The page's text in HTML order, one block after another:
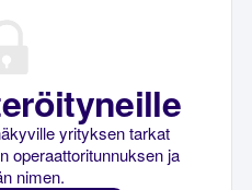
yrityksen tarkat
operaattoritunnuksen ja
nimen.